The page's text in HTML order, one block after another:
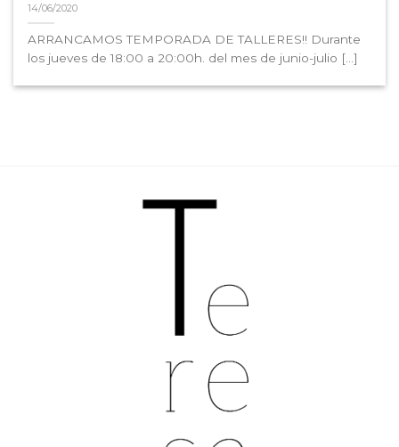
14/06/2020
ARRANCAMOS TEMPORADA DE TALLERES!! Durante
los jueves de 18:00 a 20:00h. del mes de junio-julio [...]